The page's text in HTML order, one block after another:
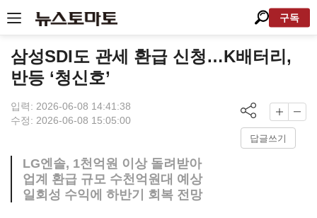
구독
삼성SDI도 관세 환급 신청…K배터리,
반등 ‘청신호’
입력: 2026-06-08 14:41:38
수정: 2026-06-08 15:05:00
답글쓰기
LG엔솔, 1천억원 이상 돌려받아
업계 환급 규모 수천억원대 예상
일회성 수익에 하반기 회복 전망